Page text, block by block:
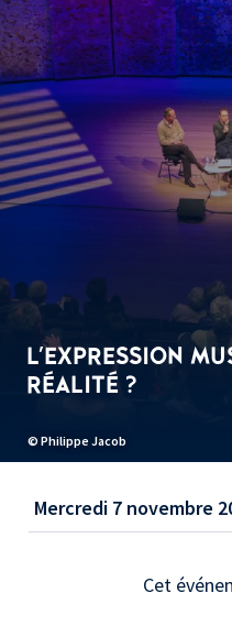
© Philippe Jacob
L'EXPRESSION
RÉALITÉ ?
Mercredi 7 novembre
Cet